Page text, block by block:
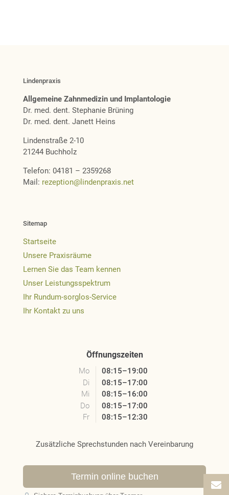
Lindenpraxis
Allgemeine Zahnmedizin und Implantologie
Dr. med. dent. Stephanie Brüning
Dr. med. dent. Janett Heins
Lindenstraße 2-10
21244 Buchholz
Telefon: 04181 – 2359268
Mail: rezeption@lindenpraxis.net
Sitemap
Startseite
Unsere Praxisräume
Lernen Sie das Team kennen
Unser Leistungsspektrum
Ihr Rundum-sorglos-Service
Ihr Kontakt zu uns
Öffnungszeiten
Mo
08:15–19:00
Di
08:15–17:00
Mi
08:15–16:00
Do
08:15–17:00
Fr
08:15–12:30
Zusätzliche Sprechstunden nach Vereinbarung
Termin online buchen